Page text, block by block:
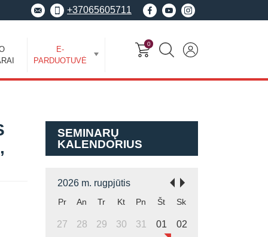
+37065605711
E-
PARDUOTUVĖ
0
SEMINARŲ
KALENDORIUS
2026 m. rugpjūtis
Pr An Tr Kt Pn Št Sk
27 28 29 30 31 01
02